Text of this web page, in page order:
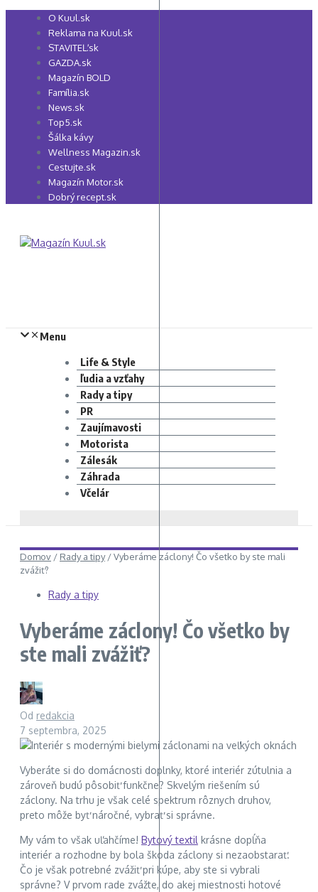
Preskočiť
O Kuul.sk
Reklama na Kuul.sk
STAVITEĽ.sk
GAZDA.sk
Magazín BOLD
Família.sk
News.sk
Top5.sk
Šálka kávy
Wellness Magazin.sk
Cestujte.sk
Magazín Motor.sk
Dobrý recept.sk
Menu
Life & Style
ľudia a vzťahy
Rady a tipy
PR
Zaujímavosti
Motorista
Zálesák
Záhrada
Včelár
Domov / Rady a tipy/Vyberáme záclony! Čo všetko by ste mali
zvážiť?
Rady a tipy
Vyberáme záclony! Čo všetko by
ste mali zvážiť?
Od redakcia
7 septembra, 2025
Vyberáte si do domácnosti doplnky, ktoré interiér zútulnia a
zároveň budú pôsobiť funkčne? Skvelým riešením sú
záclony. Na trhu je však celé spektrum rôznych druhov,
preto môže byť náročné, vybrať si správne.
My vám to však uľahčíme! Bytový textil krásne dopĺňa
interiér a rozhodne by bola škoda záclony si nezaobstarať.
Čo je však potrebné zvážiť pri kúpe, aby ste si vybrali
správne? V prvom rade zvážte, do akej miestnosti hotové